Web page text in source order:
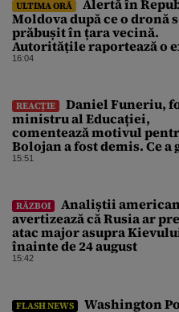
ULTIMA ORĂ
Alertă în
Moldova după ce o dronă
prăbușit în țara vecină.
Autoritățile raportează o
urmată de incendiu
16:04
REACȚIE
Daniel Funeriu,
ministru al Educației,
comentează motivul
Bolojan a fost demis. Ce a
eșecul guvernării
15:51
RĂZBOI
Analiștii
avertizează că Rusia ar
atac major asupra
înainte de 24 august
15:42
FLASH NEWS
Washington